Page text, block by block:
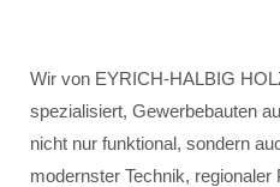
Wir von EYRICH-HALBIG
spezialisiert, Gewerbebauten
nicht nur funktional, sondern
modernster Technik,